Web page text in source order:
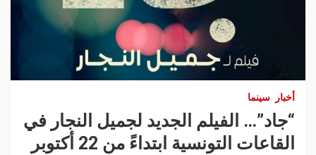
أخبار سينما
“جاد”… الفيلم الجديد لجميل النجار في
القاعات التونسية ابتداءً من 22 أكتوبر